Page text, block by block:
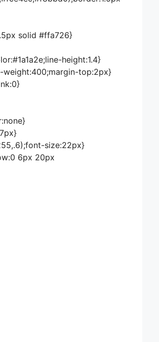
solid #ffa726}
height:1.4}
weight:400;margin-top:2px}
size:22px}
6px 20px